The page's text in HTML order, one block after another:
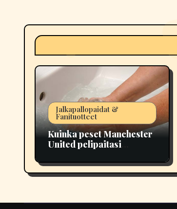
Jalkapallopaidat &
Fanituotteet
Kuinka peset Manchester
United pelipaitasi
painatuksia